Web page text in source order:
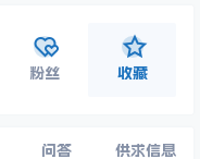
粉丝 收藏
问答 供求信息